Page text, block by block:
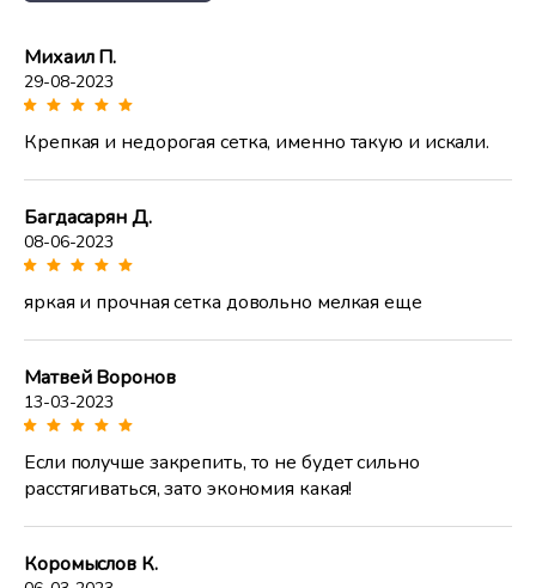
Михаил П.
29-08-2023
Крепкая и недорогая сетка, именно такую и искали.
Багдасарян Д.
08-06-2023
яркая и прочная сетка довольно мелкая еще
Матвей Воронов
13-03-2023
Если получше закрепить, то не будет сильно
расстягиваться, зато экономия какая!
Коромыслов К.